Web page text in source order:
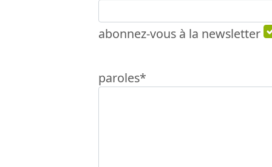
abonnez-vous à la newsletter
paroles*